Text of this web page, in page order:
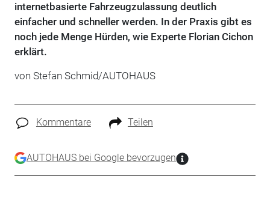
internetbasierte Fahrzeugzulassung deutlich
einfacher und schneller werden. In der Praxis gibt es
noch jede Menge Hürden, wie Experte Florian Cichon
erklärt.
von Stefan Schmid/AUTOHAUS
Kommentare Teilen
AUTOHAUS bei Google bevorzugen